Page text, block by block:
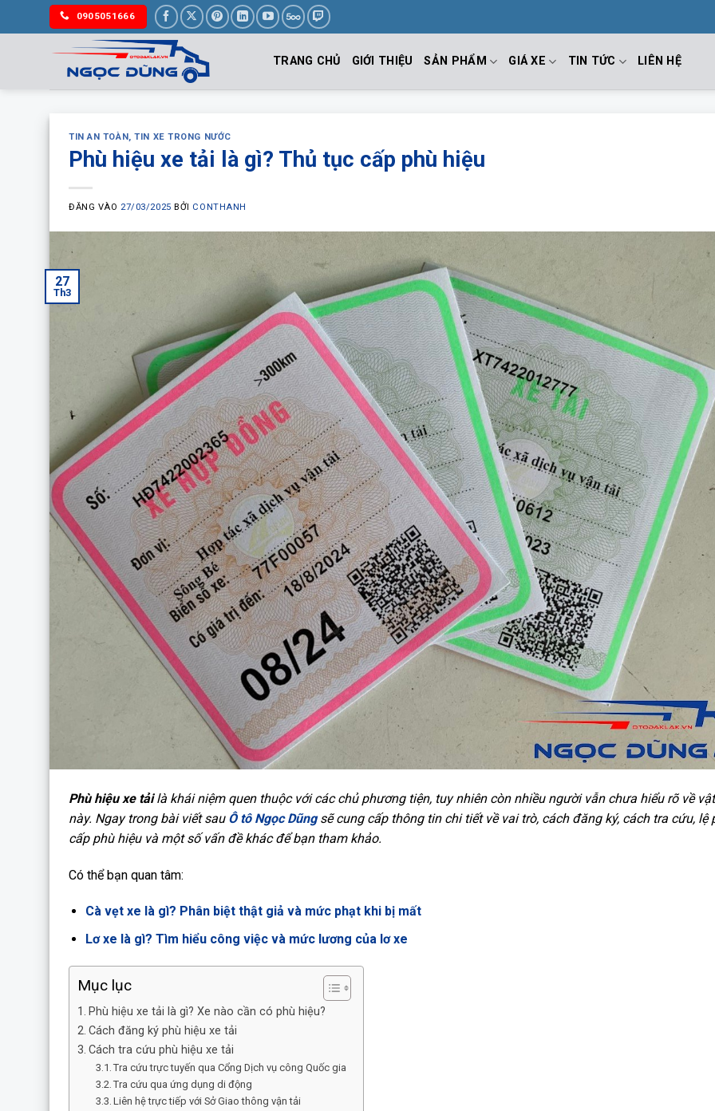
0905051666
TRANG CHỦ GIỚI THIỆU SẢN PHẨM GIÁ XE TIN TỨC LIÊN HỆ
TIN AN TOÀN,TIN XE TRONG NƯỚC
Phù hiệu xe tải là gì? Thủ tục cấp phù hiệu
ĐĂNG VÀO 27/03/2025 BỞI CONTHANH
27
Th3
Phù hiệu xe tảilà khái niệm quen thuộc với các chủ phương tiện, tuy nhiên còn nhiều người vẫn chưa hiểu rõ về
này. Ngay trong bài viết sau Ô tô Ngọc Dũngsẽ cung cấp thông tin chi tiết về vai trò, cách đăng ký, cách tra cứu, lệ
cấp phù hiệu và một số vấn đề khác để bạn tham khảo.
Có thể bạn quan tâm:
Cà vẹt xe là gì? Phân biệt thật giả và mức phạt khi bị mất
Lơ xe là gì? Tìm hiểu công việc và mức lương của lơ xe
Mục lục
Phù hiệu xe tải là gì? Xe nào cần có phù hiệu?
Cách đăng ký phù hiệu xe tải
Cách tra cứu phù hiệu xe tải
Tra cứu trực tuyến qua Cổng Dịch vụ công Quốc gia
Tra cứu qua ứng dụng di động
Liên hệ trực tiếp với Sở Giao thông vận tải